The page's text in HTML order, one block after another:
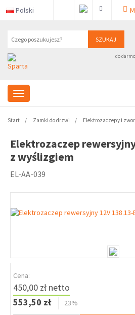
Polski
SZUKAJ
do
Start Zamki do drzwi Elektrozaczepy i
Elektrozaczep
z wyślizgiem
EL-AA-039
Cena:
450,00 zł netto
553,50 zł
23%